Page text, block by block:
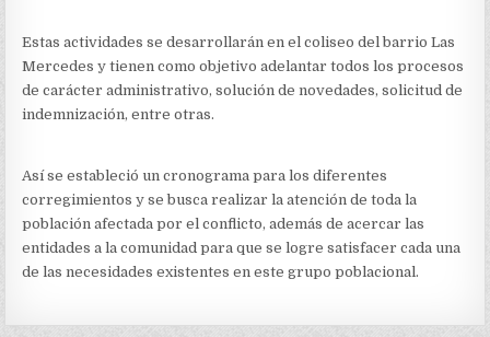
Estas actividades se desarrollarán en el coliseo del barrio Las
Mercedes y tienen como objetivo adelantar todos los procesos
de carácter administrativo, solución de novedades, solicitud de
indemnización, entre otras.
Así se estableció un cronograma para los diferentes
corregimientos y se busca realizar la atención de toda la
población afectada por el conflicto, además de acercar las
entidades a la comunidad para que se logre satisfacer cada una
de las necesidades existentes en este grupo poblacional.